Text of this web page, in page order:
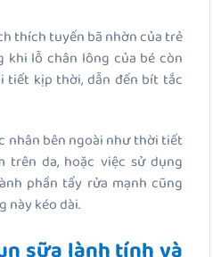
thích tuyến bã nhờn của trẻ
khi lỗ chân lông của bé còn
tiết kịp thời, dẫn đến bít tắc
nhân bên ngoài như thời tiết
trên da, hoặc việc sử dụng
phần tẩy rửa mạnh cũng
này kéo dài.